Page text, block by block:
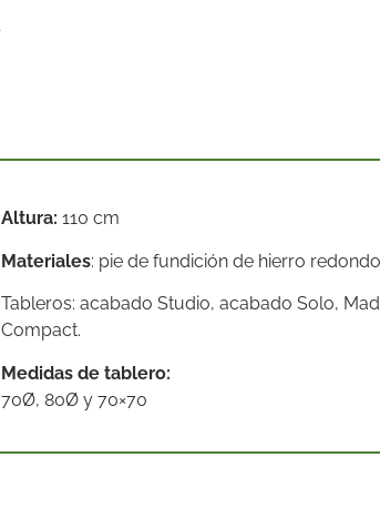
Altura: 110 cm
Materiales: pie de fundición de hierro
Tableros: acabado Studio, acabado Solo,
Compact.
Medidas de tablero:
70Ø, 80Ø y 70×70